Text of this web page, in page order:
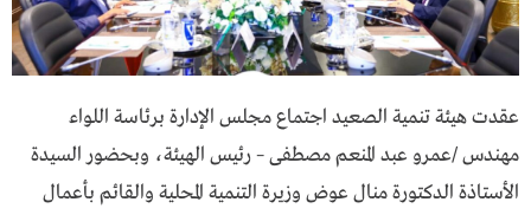
عقدت هيئة تنمية الصعيد اجتماع مجلس الإدارة برئاسة اللواء
مهندس /عمرو عبد المنعم مصطفى – رئيس الهيئة، وبحضور السيدة
الأستاذة الدكتورة منال عوض وزيرة التنمية المحلية والقائم بأعمال